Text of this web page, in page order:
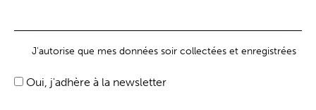
J'autorise que mes données soir collectées et enregistrées
Oui, j'adhère à la newsletter